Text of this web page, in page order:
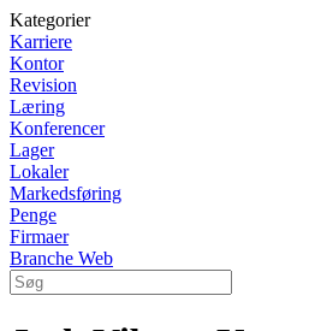
Kategorier
Karriere
Kontor
Revision
Læring
Konferencer
Lager
Lokaler
Markedsføring
Penge
Firmaer
Branche Web